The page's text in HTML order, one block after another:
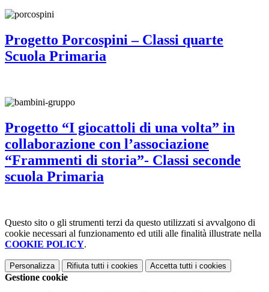
Progetto Porcospini – Classi quarte
Scuola Primaria
Progetto “I giocattoli di una volta” in
collaborazione con l’associazione
“Frammenti di storia”- Classi seconde
scuola Primaria
Questo sito o gli strumenti terzi da questo utilizzati si avvalgono di
cookie necessari al funzionamento ed utili alle finalità illustrate nella
COOKIE POLICY.
Personalizza Rifiuta tutti i cookies Accetta tutti i cookies
Gestione cookie